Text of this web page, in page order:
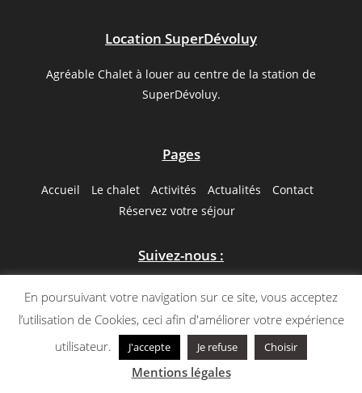
Location SuperDévoluy
Agréable Chalet à louer au centre de la station de
SuperDévoluy.
Pages
Accueil Le chalet Activités Actualités
Contact
Réservez votre séjour
Suivez-nous :
Facebook
l Copyright Sébastien Chenal l Tout droits réservés l
Création site web
En poursuivant votre navigation sur ce site, vous acceptez
l’utilisation de Cookies, ceci afin d'améliorer votre expérience
utilisateur.
J'accepte Je refuse Choisir
Mentions légales